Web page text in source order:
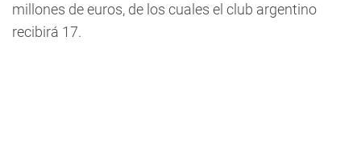
millones de euros, de los cuales el club argentino
recibirá 17.